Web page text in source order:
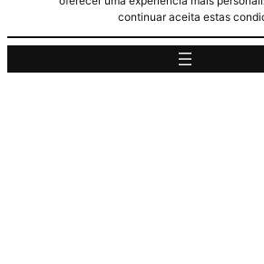
continuar aceita estas